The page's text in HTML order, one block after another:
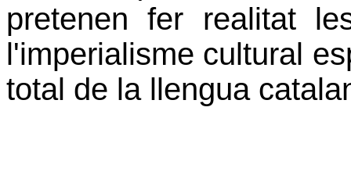
pretenen fer realitat
l'imperialisme cultural
total de la llengua